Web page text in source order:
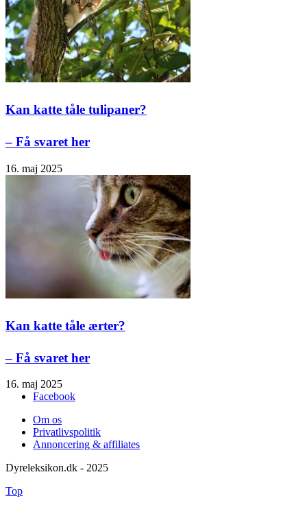
Kan katte tåle tulipaner?
– Få svaret her
16. maj 2025
Kan katte tåle ærter?
– Få svaret her
16. maj 2025
Facebook
Om os
Privatlivspolitik
Annoncering & affiliates
Dyreleksikon.dk - 2025
Top